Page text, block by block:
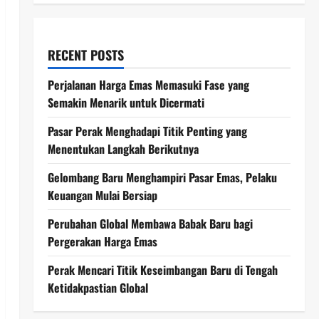
RECENT POSTS
Perjalanan Harga Emas Memasuki Fase yang
Semakin Menarik untuk Dicermati
Pasar Perak Menghadapi Titik Penting yang
Menentukan Langkah Berikutnya
Gelombang Baru Menghampiri Pasar Emas, Pelaku
Keuangan Mulai Bersiap
Perubahan Global Membawa Babak Baru bagi
Pergerakan Harga Emas
Perak Mencari Titik Keseimbangan Baru di Tengah
Ketidakpastian Global